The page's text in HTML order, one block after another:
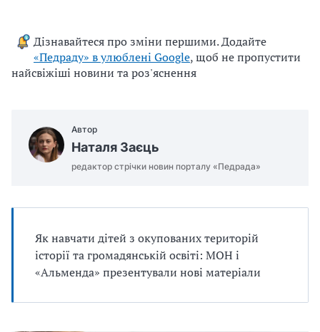
Дізнавайтеся про зміни першими. Додайте
«Педраду» в улюблені Google, щоб не пропустити
найсвіжіші новини та роз'яснення
Автор
Наталя Заєць
редактор стрічки новин порталу «Педрада»
Як навчати дітей з окупованих територій
історії та громадянській освіті: МОН і
«Альменда» презентували нові матеріали